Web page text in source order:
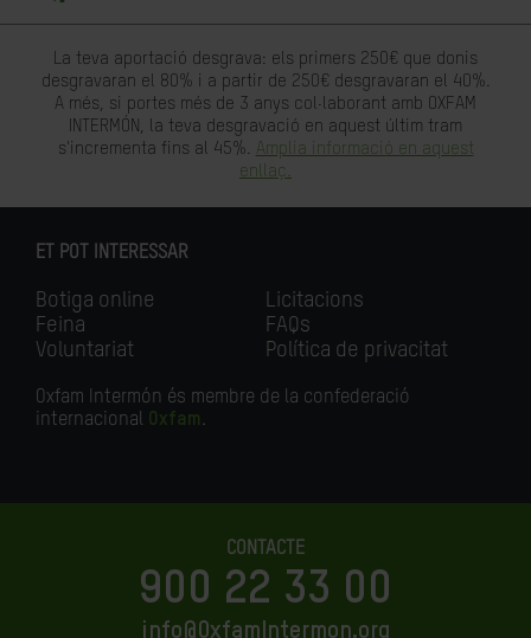
La teva aportació desgrava: els primers 250€ que donis
desgravaran el 80% i a partir de 250€ desgravaran el 40%.
A més, si portes més de 3 anys col·laborant amb OXFAM
INTERMÓN, la teva desgravació en aquest últim tram
s'incrementa fins al 45%. Amplia informació en aquest
enllaç.
ET POT INTERESSAR
Botiga online
Feina
Voluntariat
Licitacions
FAQs
Política de privacitat
Oxfam Intermón és membre de la confederació
internacional Oxfam.
CONTACTE
900 22 33 00
info@OxfamIntermon.org